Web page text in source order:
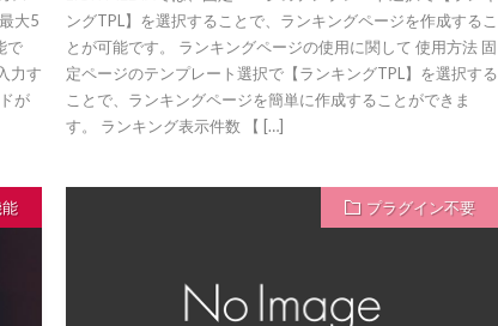
大5
で
力す
が
ングTPL】を選択することで、ランキングページを作成するこ
とが可能です。 ランキングページの使用に関して 使用方法 固
定ページのテンプレート選択で【ランキングTPL】を選択する
ことで、ランキングページを簡単に作成することができま
す。 ランキング表示件数 【 […]
プラグイン不要